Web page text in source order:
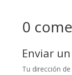
0
Enviar
Tu dirección